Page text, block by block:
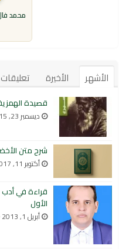
محمد
الأشهر الأخيرة تعليقات
قصيدة
ديسمبر 23, 2015
شرح متن
أكتوبر 11, 2017
قراءة في أدب
الأول
أبريل 1, 2013